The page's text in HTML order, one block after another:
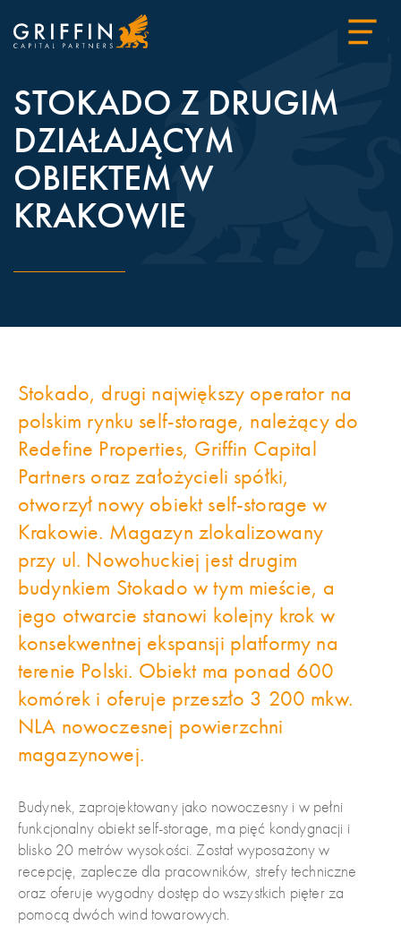
STOKADO Z DRUGIM
DZIAŁAJĄCYM
OBIEKTEM W
KRAKOWIE
Stokado, drugi największy operator na
polskim rynku self-storage, należący do
Redefine Properties, Griffin Capital
Partners oraz założycieli spółki,
otworzył nowy obiekt self-storage w
Krakowie. Magazyn zlokalizowany
przy ul. Nowohuckiej jest drugim
budynkiem Stokado w tym mieście, a
jego otwarcie stanowi kolejny krok w
konsekwentnej ekspansji platformy na
terenie Polski. Obiekt ma ponad 600
komórek i oferuje przeszło 3 200 mkw.
NLA nowoczesnej powierzchni
magazynowej.
Budynek, zaprojektowany jako nowoczesny i w pełni
funkcjonalny obiekt self-storage, ma pięć kondygnacji i
blisko 20 metrów wysokości. Został wyposażony w
recepcję, zaplecze dla pracowników, strefy techniczne
oraz oferuje wygodny dostęp do wszystkich pięter za
pomocą dwóch wind towarowych.